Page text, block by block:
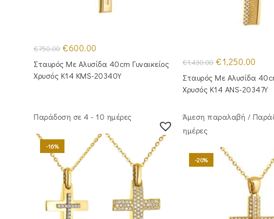
€750.00 Original
price
was:
€750.00.
€600.00
τιμή
είναι:
€600.00.
Σταυρός Με Αλυσίδα 40cm Γυναικείος
Χρυσός Κ14 KMS-20340Y
€1,430.00 Original
price
was:
€1,430.00.
€1,250.00
τιμή
είναι:
Σταυρός Mε Aλυσίδα
Χρυσός Κ14 ANS-20347Y
Παράδοση σε 4 - 10 ημέρες
-16%
Άμεση παραλαβή /
ημέρες
-20%